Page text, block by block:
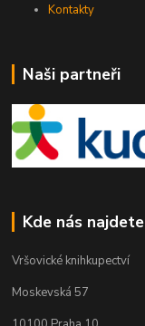
Kontakty
Naši partneři
Kde nás najdete
Vršovické knihkupectví
Moskevská 57